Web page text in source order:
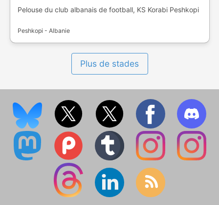
Pelouse du club albanais de football, KS Korabi Peshkopi
Peshkopi - Albanie
Plus de stades